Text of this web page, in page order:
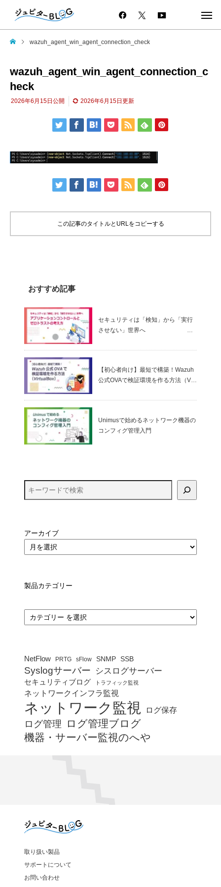
wazuh_agent_win_agent_connection_check
wazuh_agent_win_agent_connection_c
heck
2026年6月15日 公開 2026年6月15日 更新
この記事のタイトルとURLをコピーする
おすすめ記事
セキュリティは「検知」から「実行
させない」世界へ
ゼロトラストの考え方
【初心者向け】最短で構築！Wazuh
公式OVAで検証環境を作る方法（Virt
Unimusで始めるネットワーク機器の
コンフィグ管理入門
アーカイブ
製品カテゴリー
カ
テ
ゴ
NetFlow PRTG sFlow SNMP SSB
Syslogサーバー シスログサーバー
セキュリティブログ トラフィック監視
ネットワークインフラ監視
ネットワーク監視 ログ保存
ログ管理
ログ管理ブログ
機器・サーバー監視のへや
取り扱い製品
サポートについて
お問い合わせ